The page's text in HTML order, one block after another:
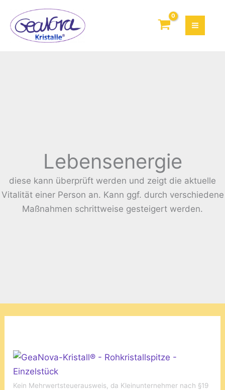
Inhalt
springen
Lebensenergie
diese kann überprüft werden und zeigt die aktuelle
Vitalität einer Person an. Kann ggf. durch verschiedene
Maßnahmen schrittweise gesteigert werden.
Kein Mehrwertsteuerausweis, da Kleinunternehmer nach §19